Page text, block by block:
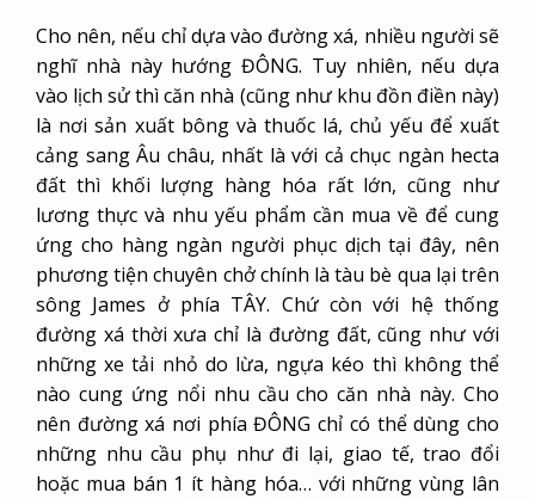
Cho nên, nếu chỉ dựa vào đường xá, nhiều người sẽ
nghĩ nhà này hướng ĐÔNG. Tuy nhiên, nếu dựa
vào lịch sử thì căn nhà (cũng như khu đồn điền này)
là nơi sản xuất bông và thuốc lá, chủ yếu để xuất
cảng sang Âu châu, nhất là với cả chục ngàn hecta
đất thì khối lượng hàng hóa rất lớn, cũng như
lương thực và nhu yếu phẩm cần mua về để cung
ứng cho hàng ngàn người phục dịch tại đây, nên
phương tiện chuyên chở chính là tàu bè qua lại trên
sông James ở phía TÂY. Chứ còn với hệ thống
đường xá thời xưa chỉ là đường đất, cũng như với
những xe tải nhỏ do lừa, ngựa kéo thì không thể
nào cung ứng nổi nhu cầu cho căn nhà này. Cho
nên đường xá nơi phía ĐÔNG chỉ có thể dùng cho
những nhu cầu phụ như đi lại, giao tế, trao đổi
hoặc mua bán 1 ít hàng hóa… với những vùng lân